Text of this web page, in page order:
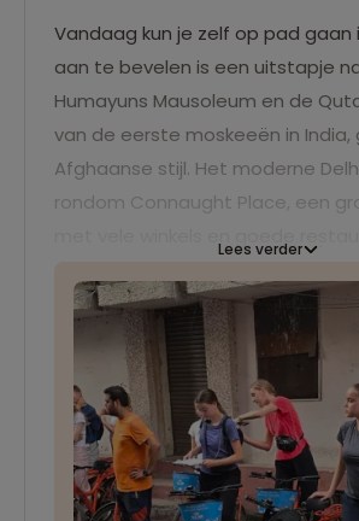
Vandaag kun je zelf op pad gaan
aan te bevelen is een uitstapje
Humayuns Mausoleum en de
van de eerste moskeeën in India,
Afghaanse stijl. Het moderne
rondom Connaught Place, een
Lees verder